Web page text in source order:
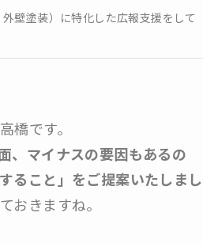
壁塗装）に特化した広報支援をして
橋です。
、マイナスの要因もあるの
ること」をご提案いたしまし
おきますね。